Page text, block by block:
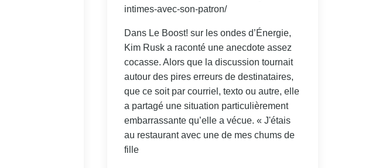
intimes-avec-son-patron/
Dans Le Boost! sur les ondes d’Énergie,
Kim Rusk a raconté une anecdote assez
cocasse. Alors que la discussion tournait
autour des pires erreurs de destinataires,
que ce soit par courriel, texto ou autre, elle
a partagé une situation particulièrement
embarrassante qu’elle a vécue. « J'étais
au restaurant avec une de mes chums de
fille